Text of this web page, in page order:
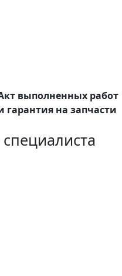
выполненных работ
гарантия на запчасти